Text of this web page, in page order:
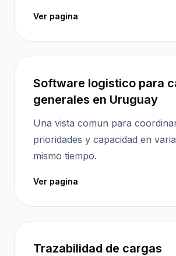
Ver pagina
Software logistico para
generales en Uruguay
Una vista comun para
prioridades y capacidad en
mismo tiempo.
Ver pagina
Trazabilidad de cargas